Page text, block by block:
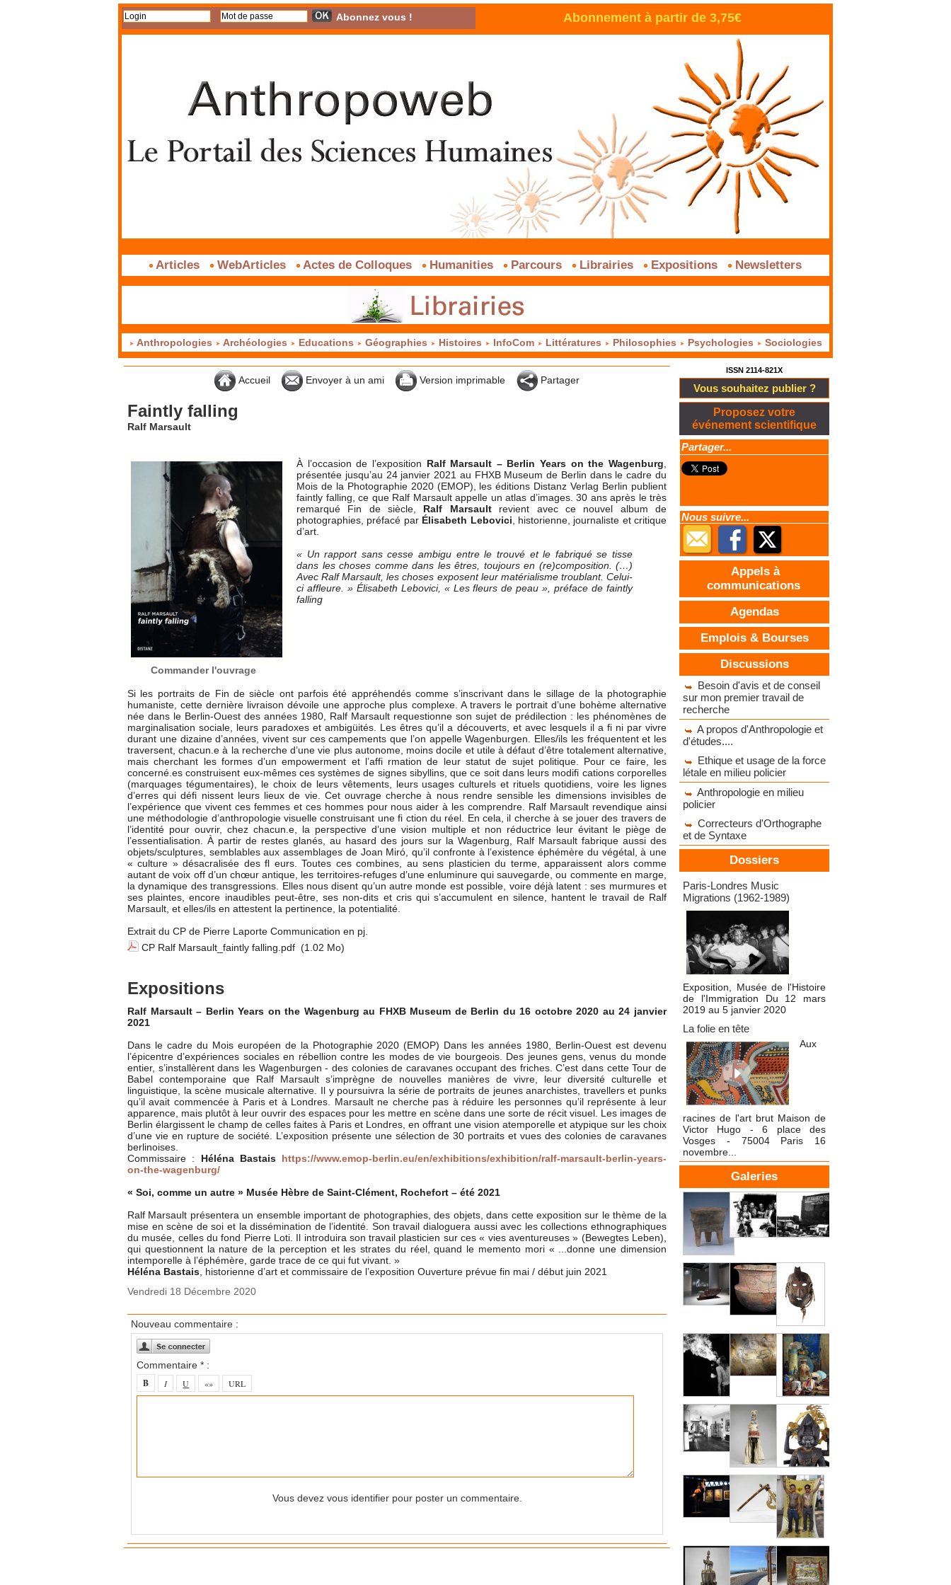
Abonnez vous ! Abonnement à partir de 3,75€
Articles WebArticles Actes de Colloques Humanities Parcours Librairies Expositions Newsletters
Anthropologies Archéologies Educations Géographies Histoires InfoCom Littératures Philosophies Psychologies Sociologies
Accueil Envoyer à un ami Version imprimable Partager
Faintly falling
Ralf Marsault
Commander l'ouvrage
À l’occasion de l’exposition Ralf Marsault – Berlin Years on the Wagenburg
présentée jusqu’au 24 janvier 2021 au FHXB Museum de Berlin dans le cadre du
Mois de la Photographie 2020 (EMOP), les éditions Distanz Verlag Berlin publient
faintly falling, ce que Ralf Marsault appelle un atlas d’images. 30 ans après le très
remarqué Fin de siècle, Ralf Marsaultrevient avec ce nouvel album de
photographies, préfacé par Élisabeth Lebovici , historienne, journaliste et critique
d’art.
« Un rapport sans cesse ambigu entre le trouvé et le fabriqué se tisse
dans les choses comme dans les êtres, toujours en (re)composition. (…)
Avec Ralf Marsault, les choses exposent leur matérialisme troublant. Celui-
ci affleure. » Élisabeth Lebovici, « Les fleurs de peau », préface de faintly
falling
Si les portraits de Fin de siècle ont parfois été appréhendés comme s’inscrivant dans le sillage de la photographie
humaniste, cette dernière livraison dévoile une approche plus complexe. A travers le portrait d’une bohème alternative
née dans le Berlin-Ouest des années 1980, Ralf Marsault requestionne son sujet de prédilection : les phénomènes de
marginalisation sociale, leurs paradoxes et ambigüités. Les êtres qu’il a découverts, et avec lesquels il a fi ni par vivre
durant une dizaine d’années, vivent sur ces campements que l’on appelle Wagenburgen. Elles/ils les fréquentent et les
traversent, chacun.e à la recherche d’une vie plus autonome, moins docile et utile à défaut d’être totalement alternative,
mais cherchant les formes d’un empowerment et l’affi rmation de leur statut de sujet politique. Pour ce faire, les
concerné.es construisent eux-mêmes ces systèmes de signes sibyllins, que ce soit dans leurs modifi cations corporelles
(marquages tégumentaires), le choix de leurs vêtements, leurs usages culturels et rituels quotidiens, voire les lignes
d’erres qui défi nissent leurs lieux de vie. Cet ouvrage cherche à nous rendre sensible les dimensions invisibles de
l’expérience que vivent ces femmes et ces hommes pour nous aider à les comprendre. Ralf Marsault revendique ainsi
une méthodologie d’anthropologie visuelle construisant une fi ction du réel. En cela, il cherche à se jouer des travers de
l’identité pour ouvrir, chez chacun.e, la perspective d’une vision multiple et non réductrice leur évitant le piège de
l’essentialisation. À partir de restes glanés, au hasard des jours sur la Wagenburg, Ralf Marsault fabrique aussi des
objets/sculptures, semblables aux assemblages de Joan Miró, qu’il confronte à l’existence éphémère du végétal, à une
« culture » désacralisée des fl eurs. Toutes ces combines, au sens plasticien du terme, apparaissent alors comme
autant de voix off d’un chœur antique, les territoires-refuges d’une enluminure qui sauvegarde, ou commente en marge,
la dynamique des transgressions. Elles nous disent qu’un autre monde est possible, voire déjà latent : ses murmures et
ses plaintes, encore inaudibles peut-être, ses non-dits et cris qui s’accumulent en silence, hantent le travail de Ralf
Marsault, et elles/ils en attestent la pertinence, la potentialité.
Extrait du CP de Pierre Laporte Communication en pj.
CP Ralf Marsault_faintly falling.pdf (1.02 Mo)
Expositions
Ralf Marsault – Berlin Years on the Wagenburg au FHXB Museum de Berlin du 16 octobre 2020 au 24 janvier
2021
Dans le cadre du Mois européen de la Photographie 2020 (EMOP) Dans les années 1980, Berlin-Ouest est devenu
l’épicentre d’expériences sociales en rébellion contre les modes de vie bourgeois. Des jeunes gens, venus du monde
entier, s’installèrent dans les Wagenburgen - des colonies de caravanes occupant des friches. C’est dans cette Tour de
Babel contemporaine que Ralf Marsault s’imprègne de nouvelles manières de vivre, leur diversité culturelle et
linguistique, la scène musicale alternative. Il y poursuivra la série de portraits de jeunes anarchistes, travellers et punks
qu’il avait commencée à Paris et à Londres. Marsault ne cherche pas à réduire les personnes qu’il représente à leur
apparence, mais plutôt à leur ouvrir des espaces pour les mettre en scène dans une sorte de récit visuel. Les images de
Berlin élargissent le champ de celles faites à Paris et Londres, en offrant une vision atemporelle et atypique sur les choix
d’une vie en rupture de société. L’exposition présente une sélection de 30 portraits et vues des colonies de caravanes
berlinoises.
Commissaire : Héléna Bastais https://www.emop-berlin.eu/en/exhibitions/exhibition/ralf-marsault-berlin-years-
on-the-wagenburg/
« Soi, comme un autre » Musée Hèbre de Saint-Clément, Rochefort – été 2021
Ralf Marsault présentera un ensemble important de photographies, des objets, dans cette exposition sur le thème de la
mise en scène de soi et la dissémination de l’identité. Son travail dialoguera aussi avec les collections ethnographiques
du musée, celles du fond Pierre Loti. Il introduira son travail plasticien sur ces « vies aventureuses » (Bewegtes Leben),
qui questionnent la nature de la perception et les strates du réel, quand le memento mori « ...donne une dimension
intemporelle à l’éphémère, garde trace de ce qui fut vivant. »
Héléna Bastais , historienne d’art et commissaire de l’exposition Ouverture prévue fin mai / début juin 2021
Vendredi 18 Décembre 2020
Nouveau commentaire :
Commentaire * :
Vous devez vous identifier pour poster un commentaire.
ISSN 2114-821X
Vous souhaitez publier ?
Proposez votre
événement scientifique
Partager...
Nous suivre...
Appels à
communications
Agendas
Emplois & Bourses
Discussions
Besoin d'avis et de conseil
sur mon premier travail de
recherche
A propos d'Anthropologie et
d'études....
Ethique et usage de la force
létale en milieu policier
Anthropologie en milieu
policier
Correcteurs d'Orthographe
et de Syntaxe
Dossiers
Paris-Londres Music
Migrations (1962-1989)
Exposition, Musée de l'Histoire
de l'Immigration Du 12 mars
2019 au 5 janvier 2020
La folie en tête
Aux
racines de l'art brut Maison de
Victor Hugo - 6 place des
Vosges - 75004 Paris 16
novembre...
Galeries